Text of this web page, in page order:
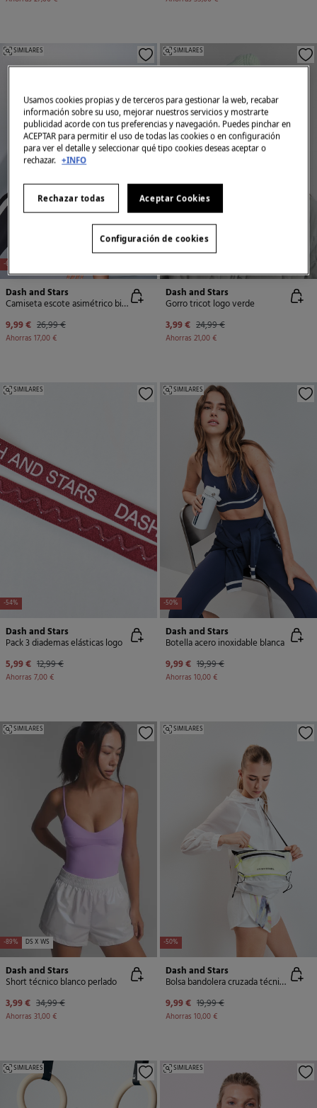
-63%
SIMILARES
Dash and Stars
Camiseta escote asimétrico bicolor
9,99 € 26,99 €
Ahorras 17,00 €
SIMILARES
Dash and Stars
Gorro tricot logo verde
3,99 € 24,99 €
Ahorras 21,00 €
-54%
SIMILARES
Dash and Stars
Pack 3 diademas elásticas logo
5,99 € 12,99 €
Ahorras 7,00 €
-50%
SIMILARES
Dash and Stars
Botella acero inoxidable blanca
9,99 € 19,99 €
Ahorras 10,00 €
-89% DS X WS
SIMILARES
Dash and Stars
Short técnico blanco perlado
3,99 € 34,99 €
Ahorras 31,00 €
-50%
SIMILARES
Dash and Stars
Bolsa bandolera cruzada técnica blanca
9,99 € 19,99 €
Ahorras 10,00 €
SIMILARES SIMILARES
Usamos cookies propias y de terceros para gestionar la web, recabar
información sobre su uso, mejorar nuestros servicios y mostrarte
publicidad acorde con tus preferencias y navegación. Puedes pinchar en
ACEPTAR para permitir el uso de todas las cookies o en configuración
para ver el detalle y seleccionar qué tipo cookies deseas aceptar o
rechazar. +INFO
Rechazar todas Aceptar Cookies
Configuración de cookies